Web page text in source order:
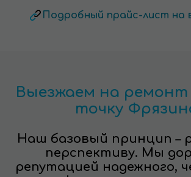
Подробный прайс-лист на
Выезжаем на
точку
Наш базовый принцип –
перспективу. Мы
репутацией надежного,